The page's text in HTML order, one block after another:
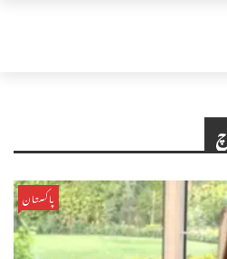
پاکستان